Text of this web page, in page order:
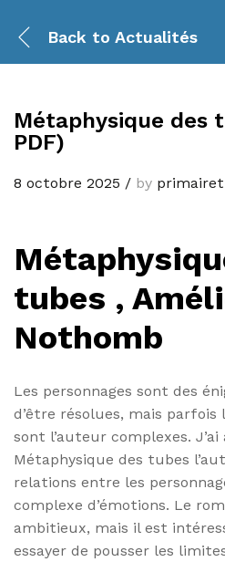
Back to Actualités
Métaphysique des
PDF)
8 octobre 2025 / by
tubes ,
Nothomb
Les personnages sont des
d’être résolues, mais parfois
sont l’auteur complexes.
Métaphysique des tubes
relations entre les
complexe d’émotions. Le
ambitieux, mais il est
essayer de pousser les